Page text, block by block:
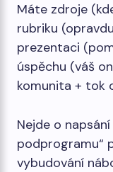
Máte zdroje
rubriku
prezentaci
úspěchu (váš
komunita + tok
Nejde o
podprogramu“
vybudování